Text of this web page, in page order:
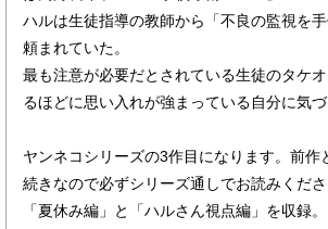
ハルは生徒指導の教師から「不良の監視を
頼まれていた。
最も注意が必要だとされている生徒のタケ
るほどに思い入れが強まっている自分に気
ヤンネコシリーズの3作目になります。前作
続きなので必ずシリーズ通しでお読みくださ
「夏休み編」と「ハルさん視点編」を収録。